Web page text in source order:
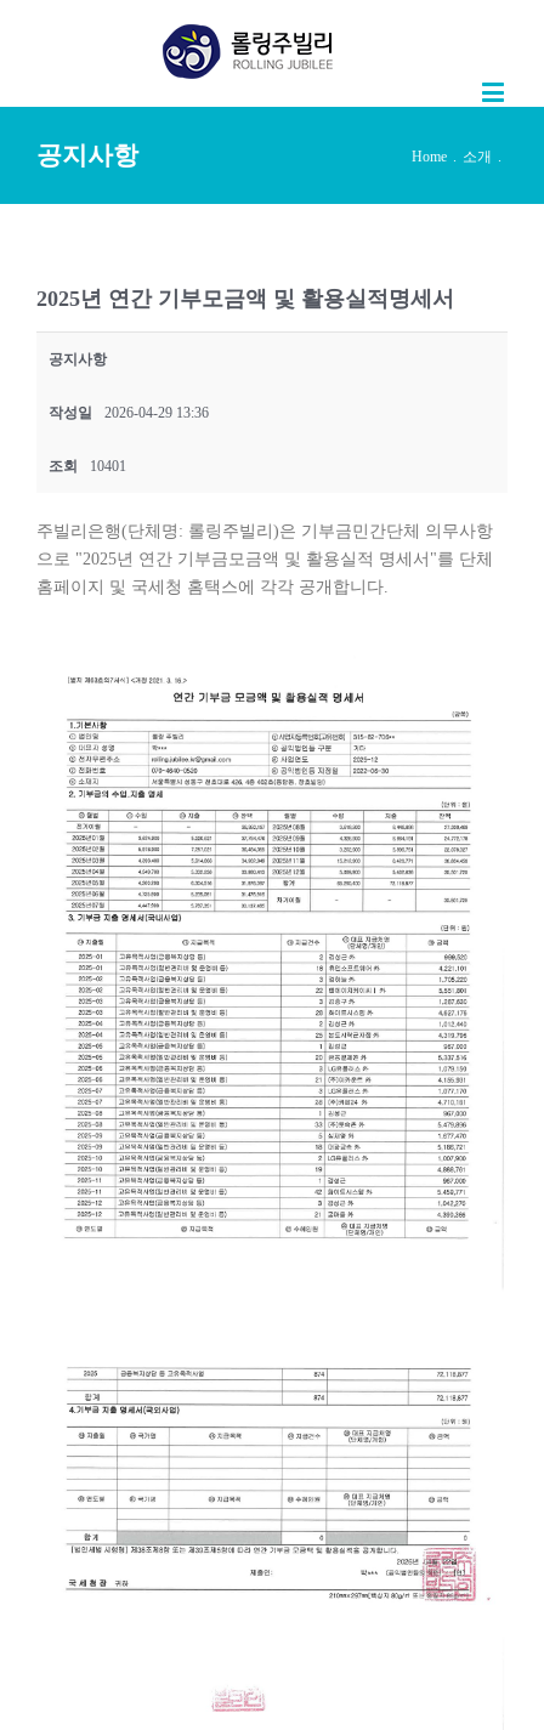
공지사항 Home 소개
2025년 연간 기부모금액 및 활용실적명세서
공지사항
작성일 2026-04-29 13:36
조회 10401
주빌리은행(단체명: 롤링주빌리)은 기부금민간단체 의무사항
으로 "2025년 연간 기부금모금액 및 활용실적 명세서"를 단체
홈페이지 및 국세청 홈택스에 각각 공개합니다.